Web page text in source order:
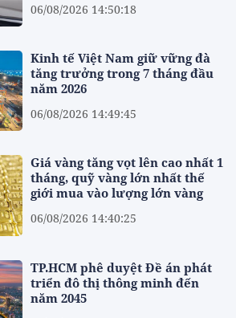
06/08/2026 14:50:18
Kinh tế Việt Nam giữ vững đà
tăng trưởng trong 7 tháng đầu
năm 2026
06/08/2026 14:49:45
Giá vàng tăng vọt lên cao nhất 1
tháng, quỹ vàng lớn nhất thế
giới mua vào lượng lớn vàng
06/08/2026 14:40:25
TP.HCM phê duyệt Đề án phát
triển đô thị thông minh đến
năm 2045